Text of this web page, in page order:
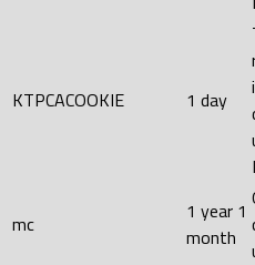
KTPCACOOKIE 1 day
mc
1 year 1
month